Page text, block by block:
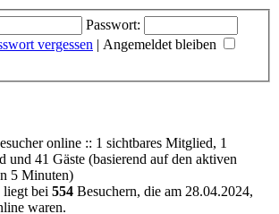
Passwort:
vergessen | Angemeldet bleiben
online :: 1 sichtbares Mitglied, 1
und 41 Gäste (basierend auf den aktiven
5 Minuten)
liegt bei 554 Besuchern, die am 28.04.2024,
waren.